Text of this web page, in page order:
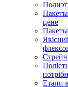
цене
Стрейч
Етапи